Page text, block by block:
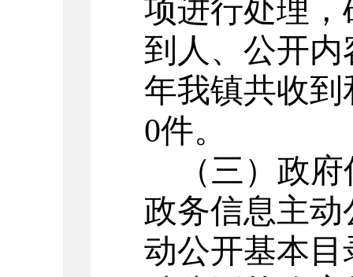
项进行处理
到人 、 公开内
年我镇共收
0件。
（三 ） 政府
政务信息主
动公开基本